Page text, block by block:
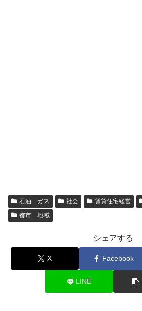
石油 ガス 社会 賃貸住宅経営
都市 地域
シェアする
X Facebook
LINE